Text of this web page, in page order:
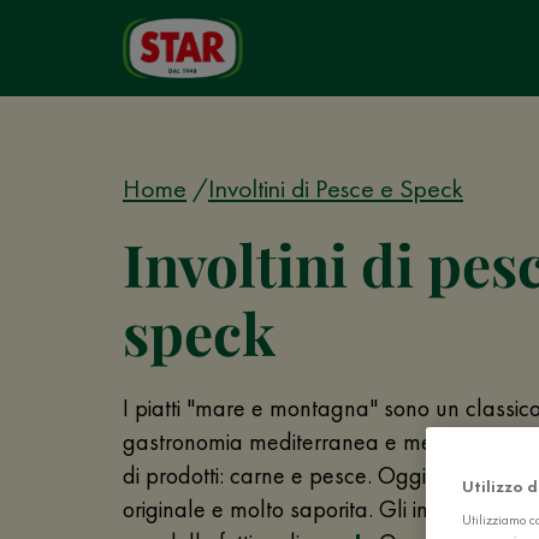
Home Involtini di Pesce e Speck
Involtini di
speck
I piatti "mare e montagna" sono un
gastronomia mediterranea e mescolano i
di prodotti: carne e pesce. Oggi, vi
originale e molto saporita. Gli involtini di
Utilizzo
Utilizziamo